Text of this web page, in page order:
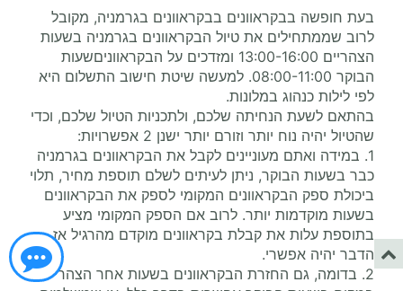
בעת חופשה בבקראוונים בבקראוונים בגרמניה, מקובל
לרוב שממתחילים את טיול הבקראוונים בגרמניה בשעות
הצהריים 13:00-16:00 ומזדכים על הבקראווניםשעות
הבוקר 08:00-11:00. למעשה שיטת חישוב התשלום היא
לפי לילות כנהוג במלונות.
בהתאם לשעת הנחיתה שלכם, ולתכניות הטיול שלכם, וכדי
שהטיול יהיה נוח יותר וזורם יותר ישנן 2 אפשרויות:
1. במידה ואתם מעוניינים לקבל את הבקראוונים בגרמניה
כבר בשעות הבוקר, ניתן לעיתים לשלם תוספת מחיר, תלוי
ביכולת ספק הבקראוונים המקומי לספק את הבקראוונים
בשעות מוקדמות יותר. לרוב אם הספק המקומי מציע
בתוספת עלות את קבלת בקראוונים מוקדם מהרגיל אז
הדבר יהיה אפשרי.
2. בדומה, גם החזרת הבקראוונים בשעות אחר הצהריים